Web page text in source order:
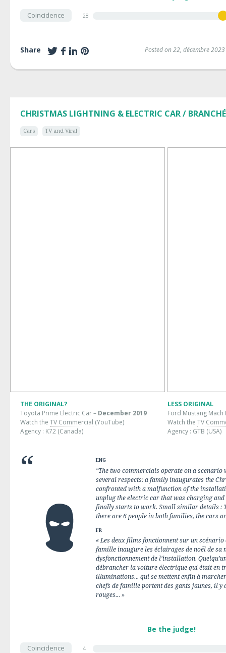
Coincidence 28
Share Posted on 22, décembre 2023
CHRISTMAS LIGHTNING & ELECTRIC CAR /
Cars TV and Viral
THE ORIGINAL?
Toyota Prime Electric Car – December 2019
Watch the TV Commercial (YouTube)
Agency : K72 (Canada)
LESS ORIGINAL
Ford Mustang Mach
Watch the TV
Agency : GTB (USA)
ENG
“The two commercials operate on a
several respects: a family inaugurates the
confronted with a malfunction of the
unplug the electric car that was charging
finally starts to work. Small similar details :
there are 6 people in both families, the cars
FR
« Les deux films fonctionnent sur un scénario
famille inaugure les éclairages de noël de sa
dysfonctionnement de l'installation.
débrancher la voiture électrique qui était en
illuminations... qui se mettent enfin à
chefs de famille portent des gants jaunes, il y
rouges... »
Be the judge!
Coincidence 4